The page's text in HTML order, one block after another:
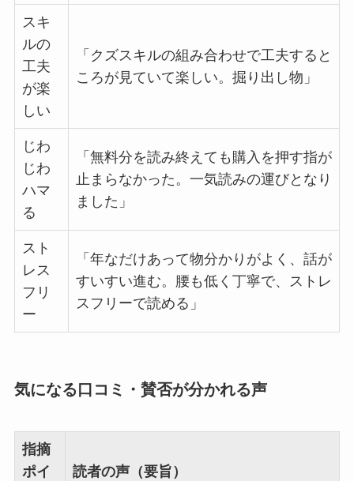
スキ
ルの
工夫
が楽
しい
「クズスキルの組み合わせで工夫すると
ころが見ていて楽しい。掘り出し物」
じわ
じわ
ハマ
る
「無料分を読み終えても購入を押す指が
止まらなかった。一気読みの運びとなり
ました」
スト
レス
フリ
ー
「年なだけあって物分かりがよく、話が
すいすい進む。腰も低く丁寧で、ストレ
スフリーで読める」
気になる口コミ・賛否が分かれる声
指摘
ポイ
読者の声（要旨）